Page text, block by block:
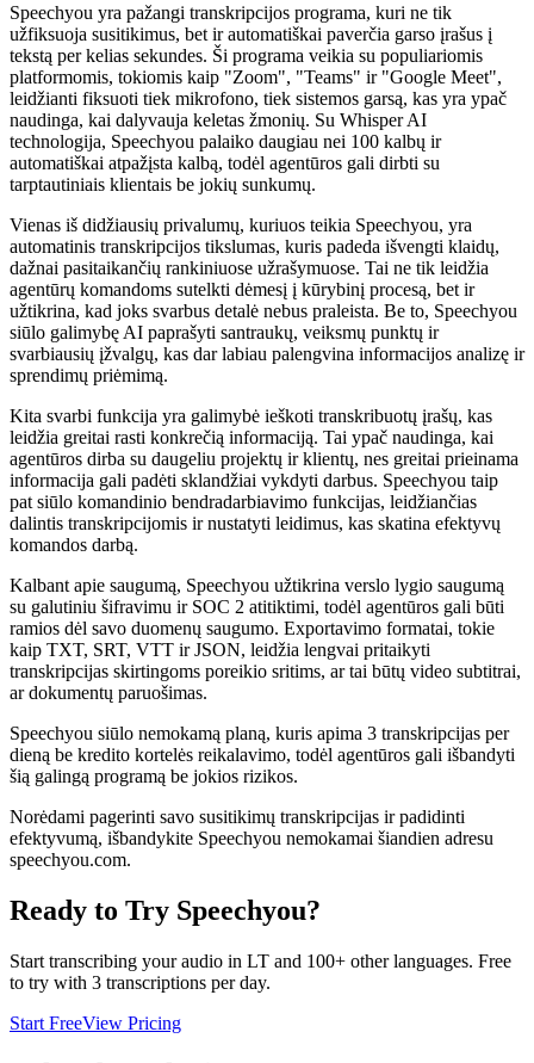
Speechyou yra pažangi transkripcijos programa, kuri ne tik
užfiksuoja susitikimus, bet ir automatiškai paverčia garso įrašus į
tekstą per kelias sekundes. Ši programa veikia su populiariomis
platformomis, tokiomis kaip "Zoom", "Teams" ir "Google Meet",
leidžianti fiksuoti tiek mikrofono, tiek sistemos garsą, kas yra ypač
naudinga, kai dalyvauja keletas žmonių. Su Whisper AI
technologija, Speechyou palaiko daugiau nei 100 kalbų ir
automatiškai atpažįsta kalbą, todėl agentūros gali dirbti su
tarptautiniais klientais be jokių sunkumų.
Vienas iš didžiausių privalumų, kuriuos teikia Speechyou, yra
automatinis transkripcijos tikslumas, kuris padeda išvengti klaidų,
dažnai pasitaikančių rankiniuose užrašymuose. Tai ne tik leidžia
agentūrų komandoms sutelkti dėmesį į kūrybinį procesą, bet ir
užtikrina, kad joks svarbus detalė nebus praleista. Be to, Speechyou
siūlo galimybę AI paprašyti santraukų, veiksmų punktų ir
svarbiausių įžvalgų, kas dar labiau palengvina informacijos analizę ir
sprendimų priėmimą.
Kita svarbi funkcija yra galimybė ieškoti transkribuotų įrašų, kas
leidžia greitai rasti konkrečią informaciją. Tai ypač naudinga, kai
agentūros dirba su daugeliu projektų ir klientų, nes greitai prieinama
informacija gali padėti sklandžiai vykdyti darbus. Speechyou taip
pat siūlo komandinio bendradarbiavimo funkcijas, leidžiančias
dalintis transkripcijomis ir nustatyti leidimus, kas skatina efektyvų
komandos darbą.
Kalbant apie saugumą, Speechyou užtikrina verslo lygio saugumą
su galutiniu šifravimu ir SOC 2 atitiktimi, todėl agentūros gali būti
ramios dėl savo duomenų saugumo. Exportavimo formatai, tokie
kaip TXT, SRT, VTT ir JSON, leidžia lengvai pritaikyti
transkripcijas skirtingoms poreikio sritims, ar tai būtų video subtitrai,
ar dokumentų paruošimas.
Speechyou siūlo nemokamą planą, kuris apima 3 transkripcijas per
dieną be kredito kortelės reikalavimo, todėl agentūros gali išbandyti
šią galingą programą be jokios rizikos.
Norėdami pagerinti savo susitikimų transkripcijas ir padidinti
efektyvumą, išbandykite Speechyou nemokamai šiandien adresu
speechyou.com.
Ready to Try Speechyou?
Start transcribing your audio in LT and 100+ other languages. Free
to try with 3 transcriptions per day.
Start FreeView Pricing